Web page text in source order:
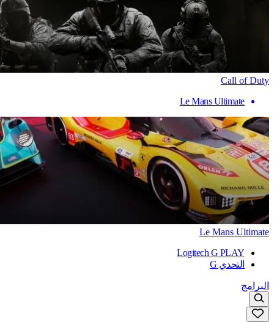
Call of Duty
Le Mans Ultimate
Le Mans Ultimate
Logitech G PLAY
التحدي G
البرامج